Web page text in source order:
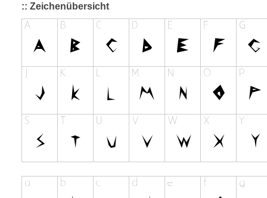
:: Zeichenübersicht